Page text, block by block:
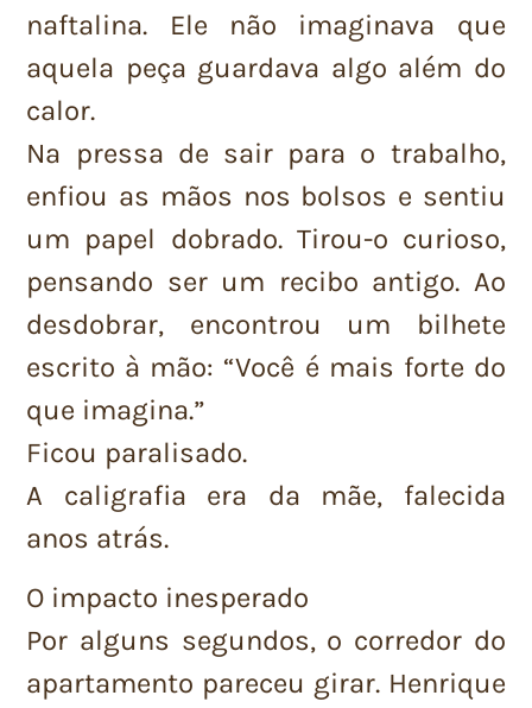
naftalina. Ele não imaginava que
aquela peça guardava algo além do
calor.
Na pressa de sair para o trabalho,
enfiou as mãos nos bolsos e sentiu
um papel dobrado. Tirou-o curioso,
pensando ser um recibo antigo. Ao
desdobrar, encontrou um bilhete
escrito à mão: “Você é mais forte do
que imagina.”
Ficou paralisado.
A caligrafia era da mãe, falecida
anos atrás.
O impacto inesperado
Por alguns segundos, o corredor do
apartamento pareceu girar. Henrique